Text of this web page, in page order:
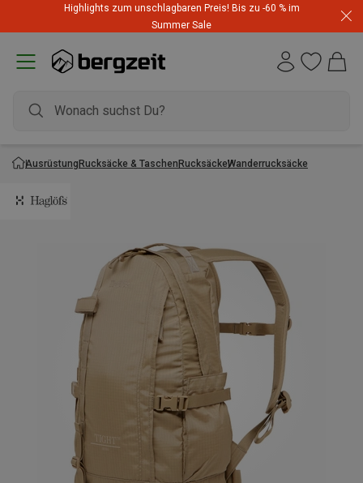
Highlights zum unschlagbaren Preis! Bis zu -60 % im
Summer Sale
AusrüstungRucksäcke & TaschenRucksäckeWanderrucksäcke